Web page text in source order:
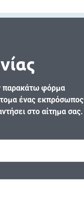
παρακάτω φόρμα
ένας εκπρόσωπος
στο αίτημα σας.